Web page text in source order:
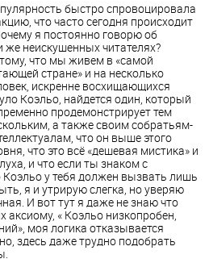
быстро спровоцировала
что часто сегодня происходит
я постоянно говорю об
неискушенных читателях?
что мы живем в «самой
стране» и на несколько
искренне восхищающихся
Коэльо, найдется один, который
продемонстрирует тем
а также своим собратьям-
что он выше этого
что это всё «дешевая мистика» и
и что если ты знаком с
у тебя должен вызвать лишь
я и утрирую слегка, но уверяю
И вот тут я даже не знаю что
аксиому, « Коэльо низкопробен,
моя логика отказывается
здесь даже трудно подобрать